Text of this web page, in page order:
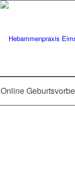
Online